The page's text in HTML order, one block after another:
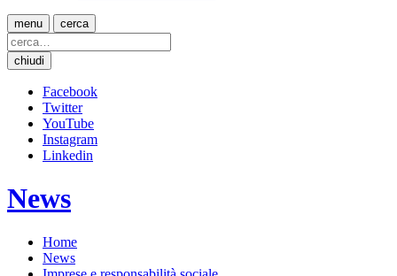
menu cerca
chiudi
Facebook
Twitter
YouTube
Instagram
Linkedin
News
Home
News